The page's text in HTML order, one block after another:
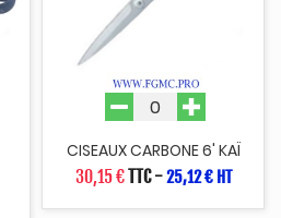
CISEAUX CARBONE 6' KAÏ
30,15 €TTC-25,12 € HT